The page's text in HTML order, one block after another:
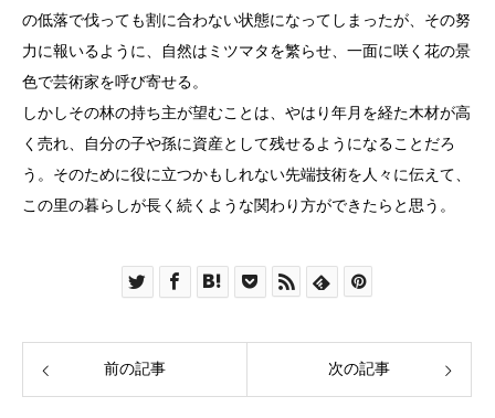
の低落で伐っても割に合わない状態になってしまったが、その努
力に報いるように、自然はミツマタを繁らせ、一面に咲く花の景
色で芸術家を呼び寄せる。
しかしその林の持ち主が望むことは、やはり年月を経た木材が高
く売れ、自分の子や孫に資産として残せるようになることだろ
う。そのために役に立つかもしれない先端技術を人々に伝えて、
この里の暮らしが長く続くような関わり方ができたらと思う。
前の記事 次の記事